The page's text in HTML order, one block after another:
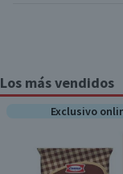
Los más vendidos
Exclusivo